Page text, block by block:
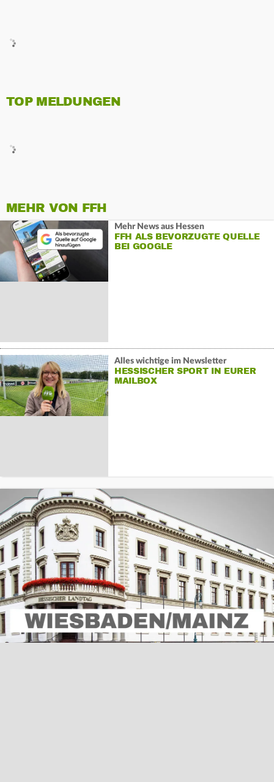
TOP MELDUNGEN
MEHR VON FFH
Mehr News aus Hessen
FFH ALS BEVORZUGTE QUELLE
BEI GOOGLE
Alles wichtige im Newsletter
HESSISCHER SPORT IN EURER
MAILBOX